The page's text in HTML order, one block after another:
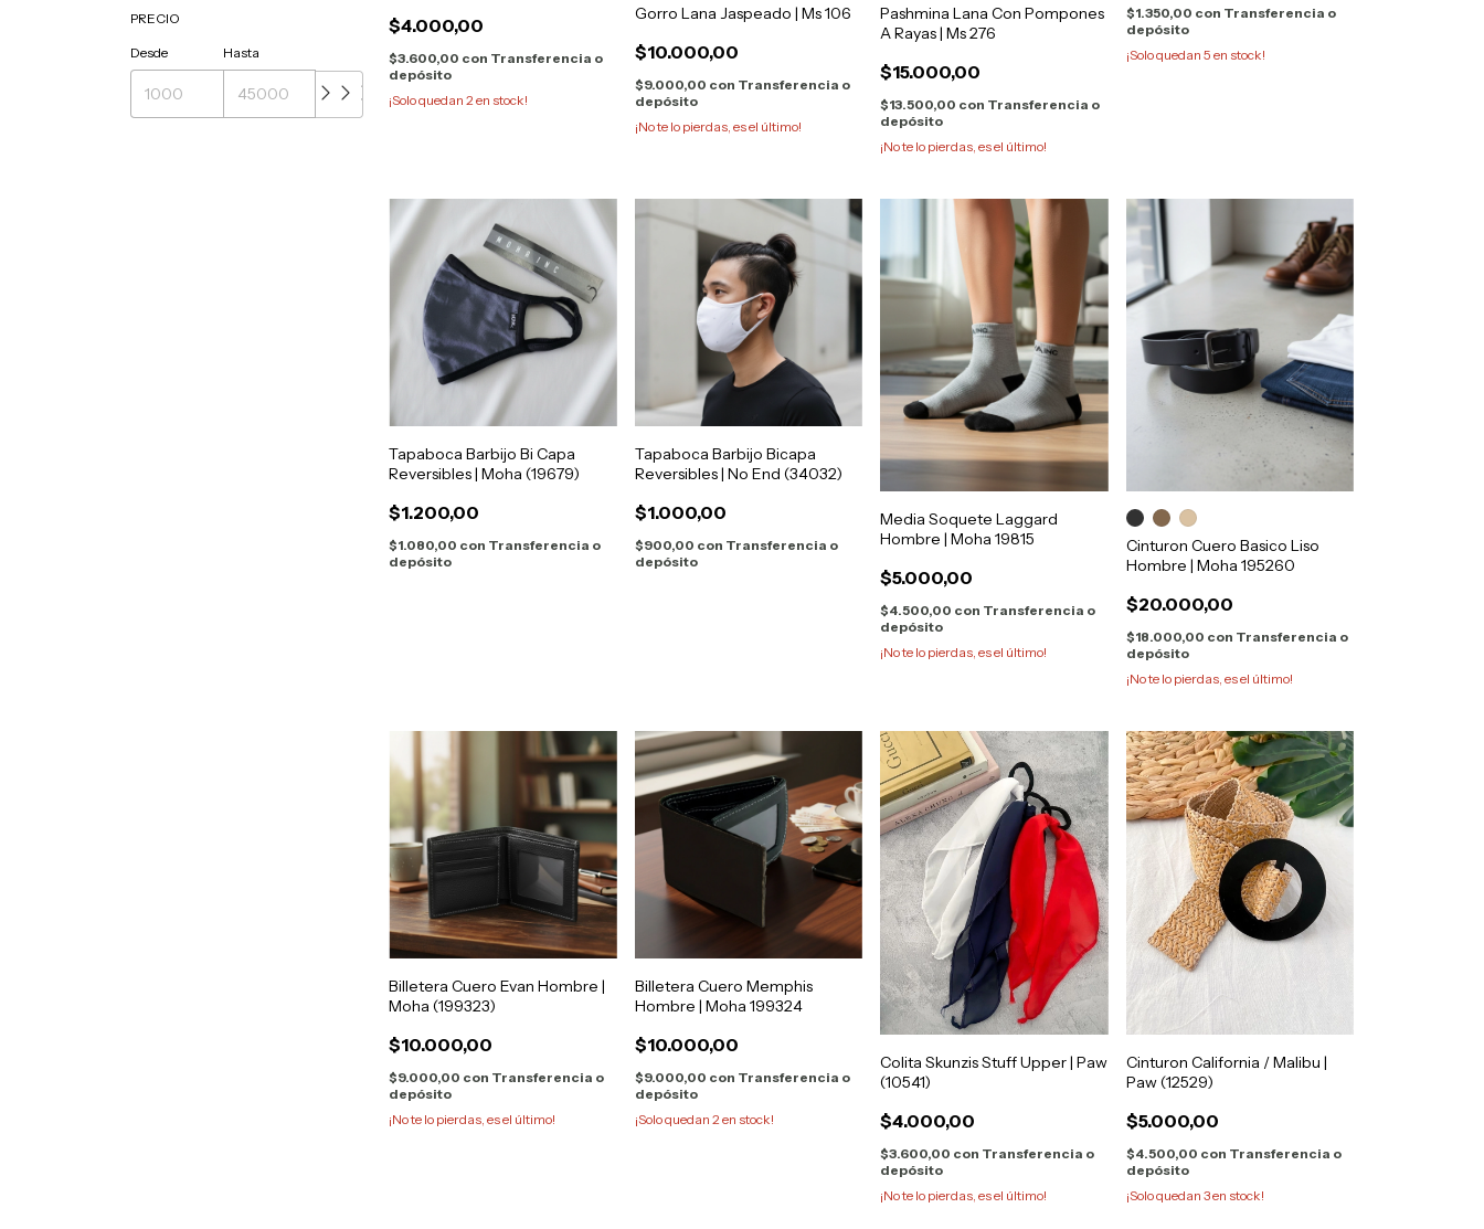
PRECIO
Desde Hasta
$4.000,00
$3.600,00 con Transferencia o
depósito
¡Solo quedan2 en stock!
Gorro Lana Jaspeado | Ms 106
$10.000,00
$9.000,00 con Transferencia o
depósito
¡No te lo pierdas, es el último!
Pashmina Lana Con Pompones
A Rayas | Ms 276
$15.000,00
$13.500,00 con Transferencia o
depósito
¡No te lo pierdas, es el último!
$1.350,00 con Transferencia o
depósito
¡Solo quedan 5 en stock!
Tapaboca Barbijo Bi Capa
Reversibles | Moha (19679)
$1.200,00
$1.080,00 con Transferencia o
depósito
Tapaboca Barbijo Bicapa
Reversibles | No End (34032)
$1.000,00
$900,00 con Transferencia o
depósito
Media Soquete Laggard
Hombre | Moha 19815
$5.000,00
$4.500,00 con Transferencia o
depósito
¡No te lo pierdas, es el último!
Cinturon Cuero Basico Liso
Hombre | Moha 195260
$20.000,00
$18.000,00 con Transferencia o
depósito
¡No te lo pierdas, es el último!
Billetera Cuero Evan Hombre |
Moha (199323)
$10.000,00
$9.000,00 con Transferencia o
depósito
¡No te lo pierdas, es el último!
Billetera Cuero Memphis
Hombre | Moha 199324
$10.000,00
$9.000,00 con Transferencia o
depósito
¡Solo quedan 2en stock!
Colita Skunzis Stuff Upper | Paw
(10541)
$4.000,00
$3.600,00 con Transferencia o
depósito
¡No te lo pierdas, es el último!
Cinturon California / Malibu |
Paw (12529)
$5.000,00
$4.500,00 con Transferencia o
depósito
¡Solo quedan 3en stock!